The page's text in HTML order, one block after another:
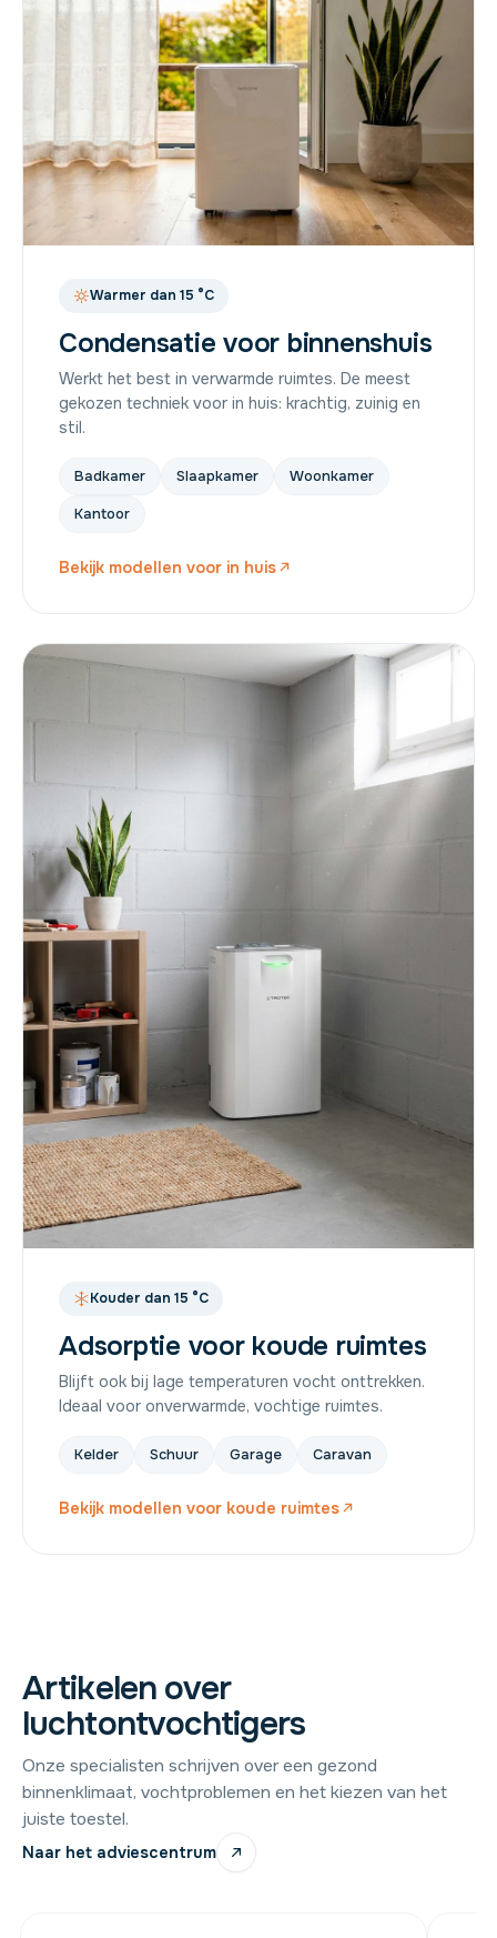
Warmer dan 15 °C
Condensatie voor binnenshuis
Werkt het best in verwarmde ruimtes. De meest
gekozen techniek voor in huis: krachtig, zuinig en
stil.
Badkamer Slaapkamer
Woonkamer
Kantoor
Bekijk modellen voor in huis
Kouder dan 15 °C
Adsorptie voor koude ruimtes
Blijft ook bij lage temperaturen vocht onttrekken.
Ideaal voor onverwarmde, vochtige ruimtes.
Kelder Schuur Garage Caravan
Bekijk modellen voor koude ruimtes
Artikelen over
luchtontvochtigers
Onze specialisten schrijven over een gezond
binnenklimaat, vochtproblemen en het kiezen van het
juiste toestel.
Naar het adviescentrum